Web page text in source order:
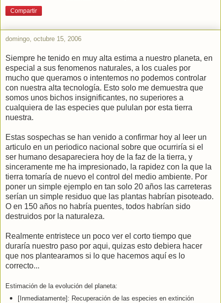
Compartir
domingo, octubre 15, 2006
Siempre he tenido en muy alta estima a nuestro planeta, en
especial a sus fenomenos naturales, a los cuales por
mucho que queramos o intentemos no podemos controlar
con nuestra alta tecnología. Esto solo me demuestra que
somos unos bichos insignificantes, no superiores a
cualquiera de las especies que pululan por esta tierra
nuestra.
Estas sospechas se han venido a confirmar hoy al leer un
articulo en un periodico nacional sobre que ocurriría si el
ser humano desapareciera hoy de la faz de la tierra, y
sinceramente me ha impresionado, la rapidez con la que la
tierra tomaría de nuevo el control del medio ambiente. Por
poner un simple ejemplo en tan solo 20 años las carreteras
serían un simple residuo que las plantas habrían pisoteado.
O en 150 años no habría puentes, todos habrían sido
destruidos por la naturaleza.
Realmente entristece un poco ver el corto tiempo que
duraría nuestro paso por aqui, quizas esto debiera hacer
que nos plantearamos si lo que hacemos aquí es lo
correcto...
Estimación de la evolución del planeta:
[Inmediatamente]: Recuperación de las especies en extinción